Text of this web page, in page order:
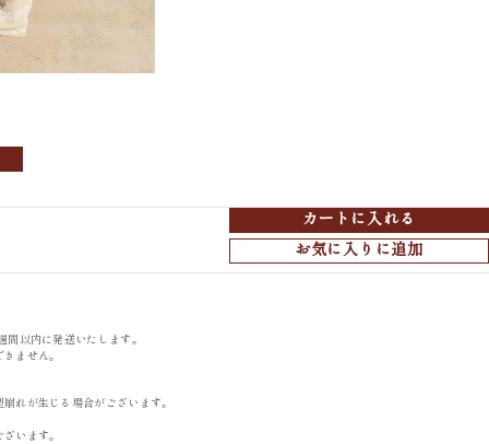
カートに入れる
お気に入りに追加
間以内に発送いたします。
ません。
れが生じる場合がございます。
います。